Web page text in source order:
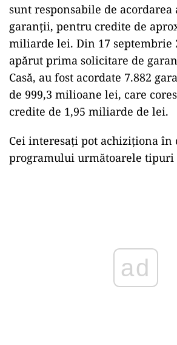
sunt responsabile de acordarea
garanții, pentru credite de
miliarde lei. Din 17 septembrie
apărut prima solicitare de
Casă, au fost acordate 7.882
de 999,3 milioane lei, care
credite de 1,95 miliarde de lei.
Cei interesați pot achiziționa în
programului următoarele tipuri